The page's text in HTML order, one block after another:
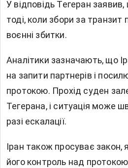
У відповідь Тегеран
тоді, коли збори за транзит
воєнні збитки.
Аналітики зазначають, що
на запити партнерів і
протокою. Прохід суден
Тегерана, і ситуація може
разі ескалації.
Іран також просуває закон,
його контроль над